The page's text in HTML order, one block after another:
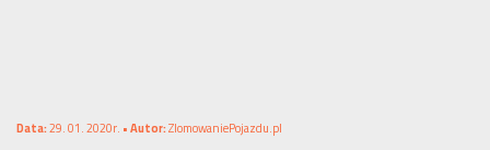
Data:29. 01. 2020r. •Autor:ZlomowaniePojazdu.pl